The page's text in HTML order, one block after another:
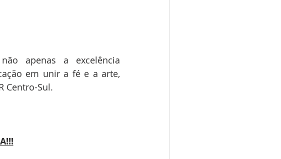
apenas a excelência
em unir a fé e a arte,
Centro-Sul.